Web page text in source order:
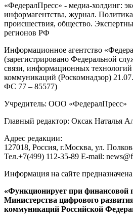
«ФедералПресс» - медиа-холдинг:
информагентства, журнал.
происшествия, общество.
регионов РФ
Информационное агентство
(зарегистрировано Федеральной
связи, информационных
коммуникаций (Роскомнадзор)
ФС 77 – 85577)
Учредитель: ООО «ФедералПресс»
Главный редактор: Оксак Наталья
Адрес редакции:
127018, Россия, г.Москва, ул.
Тел.+7(499) 112-35-89 E-mail:
Информация на сайте
«Функционирует при финансовой
Министерства цифрового
коммуникаций Российской